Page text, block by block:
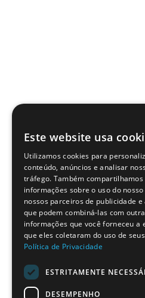
Este website usa
Utilizamos cookies para
conteúdo, anúncios e analisar
tráfego. Também compartilhamos
informações sobre o uso do
nossos parceiros de publicidade e
que podem combiná-las com
informações que você forneceu a
que eles coletaram do uso de
Política de Privacidade
ESTRITAMENTE
DESEMPENHO